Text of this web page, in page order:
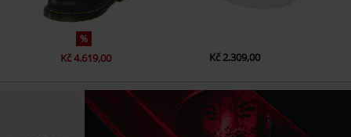
%
Kč 4.619,00 Kč 2.309,00